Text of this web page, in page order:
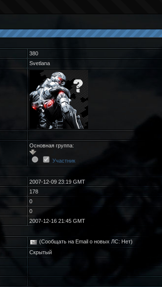
380
Svetlana
Основная группа:
Участник
2007-12-09 23:19 GMT
178
0
0
2007-12-16 21:45 GMT
(Сообщать на Email о новых ЛС: Нет)
Скрытый